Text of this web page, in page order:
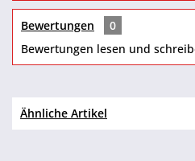
Bewertungen
0
Bewertungen lesen und
Ähnliche Artikel